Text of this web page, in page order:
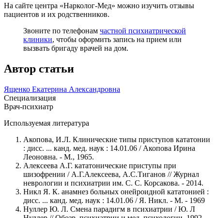
На сайте центра «Нарколог-Мед» можно изучить отзывы
пациентов и их родственников.
Звоните по телефонам частной психиатрической
клиники, чтобы оформить запись на прием или
вызвать бригаду врачей на дом.
Автор статьи
Ященко Екатерина Александровна
Специализация
Врач-психиатр
Используемая литература
Акопова, И.Л. Клинические типы приступов кататонии
: дисс. ... канд. мед. наук : 14.01.06 / Акопова Ирина
Леоновна. - М., 1965.
Алексеева А.Г. кататонические приступы при
шизофрении / А.Г.Алексеева, А.С.Тиганов // Журнал
неврологии и психиатрии им. С. С. Корсакова. - 2014.
Никл Я. К. анамнез больных онейроидной кататонией :
дисс. ... канд. мед. наук : 14.01.06 / Я. Никл. - М. - 1969
Нуллер Ю. Л. Смена парадигм в психиатрии / Ю. Л